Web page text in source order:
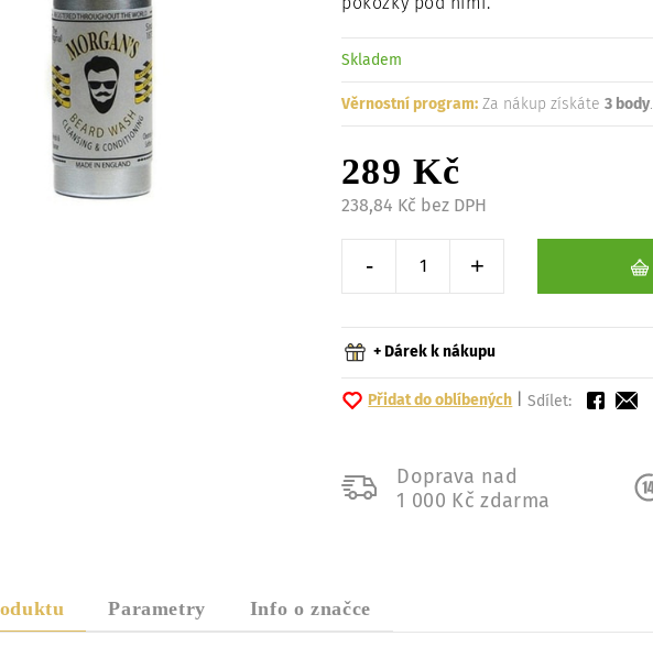
Skladem
Věrnostní program: Za nákup získáte3 body.
289 Kč
238,84 Kč bez DPH
Snížit o 1 kus
-
Zvýšit o 1 kus
+
+ Dárek k nákupu
Přidat do oblíbených |Sdílet:
Doprava nad
1 000 Kč zdarma
Parametry Info o značce